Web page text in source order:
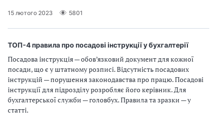
15 лютого 2023 5801
ТОП-4 правила про посадові інструкції у бухгалтерії
Посадова інструкція — обов’язковий документ для кожної
посади, що є у штатному розписі. Відсутність посадових
інструкцій — порушення законодавства про працю. Посадові
інструкції для підрозділу розробляє його керівник. Для
бухгалтерської служби — головбух. Правила та зразки — у
статті.